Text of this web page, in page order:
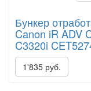
Бункер
Canon iR ADV
C3320i
1'835 руб.